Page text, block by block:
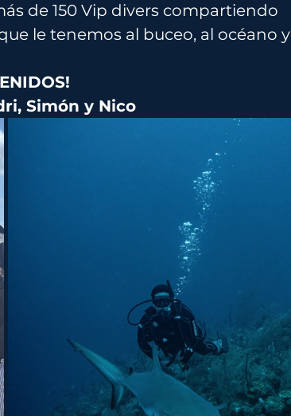
de 150 Vip divers compartiendo
le tenemos al buceo, al océano y
Simón y Nico